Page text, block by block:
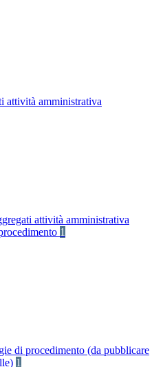
attività amministrativa
attività amministrativa
1
di procedimento (da pubblicare
1